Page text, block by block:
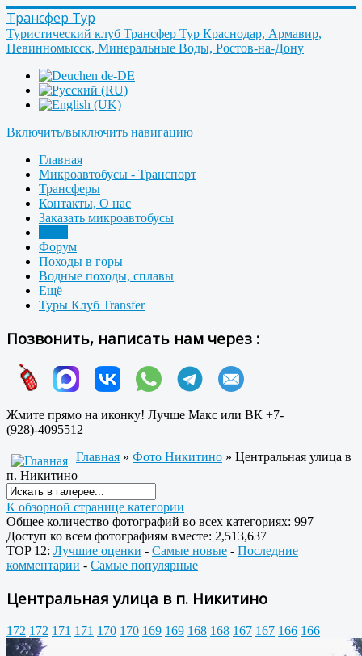
Трансфер Тур
Туристический клуб Трансфер Тур Краснодар, Армавир,
Невинномысск, Минеральные Воды, Ростов-на-Дону
Включить/выключить навигацию
Главная
Микроавтобусы - Транспорт
Трансферы
Контакты, О нас
Заказать микроавтобусы
Форум
Походы в горы
Водные походы, сплавы
Ещё
Туры Клуб Transfer
Позвонить, написать нам через :
Жмите прямо на иконку! Лучше Макс или ВК +7-
(928)-4095512
Главная » Фото Никитино » Центральная улица в
п. Никитино
К обзорной странице категории
Общее количество фотографий во всех категориях: 997
Доступ ко всем фотографиям вместе: 2,513,637
TOP 12: Лучшие оценки - Самые новые - Последние
комментарии - Самые популярные
Центральная улица в п. Никитино
172 172 171 171 170 170 169 169 168 168 167 167 166 166